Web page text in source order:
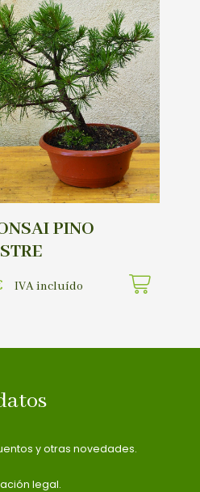
PINO
IVA incluído
y otras novedades.
legal.